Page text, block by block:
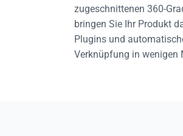
zugeschnittenen 360-
bringen Sie Ihr Produkt
Plugins und
Verknüpfung in wenigen